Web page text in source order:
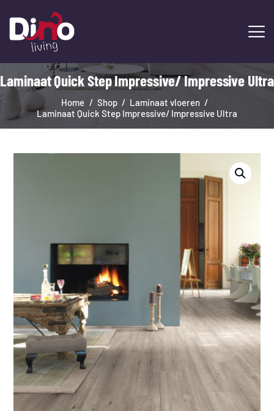
HOME
LAMINAAT
PVC
TAPIJT
Laminaat Quick Step Impressive/ Impressive Ultra
Home Shop
Laminaat vloeren
Laminaat Quick Step Impressive/ Impressive Ultra